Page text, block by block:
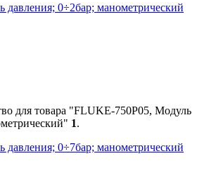
0÷2бар; манометрический
для товара "FLUKE-750P05, Модуль
1.
0÷7бар; манометрический